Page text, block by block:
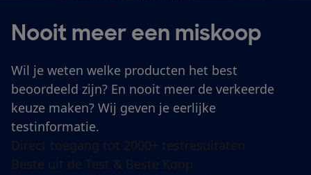
Nooit meer een miskoop
Wil je weten welke producten het best
beoordeeld zijn? En nooit meer de verkeerde
keuze maken? Wij geven je eerlijke
testinformatie.